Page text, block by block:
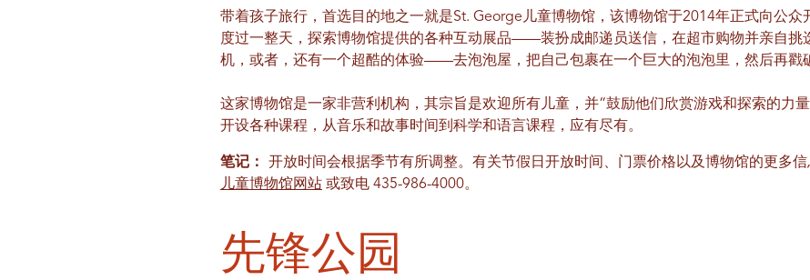
带着孩子旅行，首选目的地之一就是St. George儿童博物馆，该博物馆于2014年正式向公众
度过一整天，探索博物馆提供的各种互动展品——装扮成邮递员送信，在超市购物并亲自挑
机，或者，还有一个超酷的体验——去泡泡屋，把自己包裹在一个巨大的泡泡里，然后再戳
这家博物馆是一家非营利机构，其宗旨是欢迎所有儿童，并“鼓励他们欣赏游戏和探索的力
开设各种课程，从音乐和故事时间到科学和语言课程，应有尽有。
笔记： 开放时间会根据季节有所调整。有关节假日开放时间、门票价格以及博物馆的更多信
儿童博物馆网站或致电 435-986-4000。
先锋公园